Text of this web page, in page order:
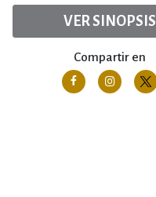
VER SINOPSIS
Compartir en